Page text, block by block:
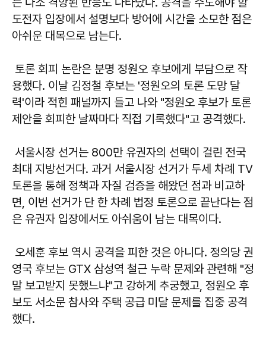
도전자 입장에서 설명보다 방어에 시간을 소모한 점은
아쉬운 대목으로 남는다.
토론 회피 논란은 분명 정원오 후보에게 부담으로 작
용했다. 이날 김정철 후보는 '정원오의 토론 도망 달
력'이라 적힌 패널까지 들고 나와 "정원오 후보가 토론
제안을 회피한 날짜마다 직접 기록했다"고 공격했다.
서울시장 선거는 800만 유권자의 선택이 걸린 전국
최대 지방선거다. 과거 서울시장 선거가 두세 차례 TV
토론을 통해 정책과 자질 검증을 해왔던 점과 비교하
면, 이번 선거가 단 한 차례 법정 토론으로 끝난다는 점
은 유권자 입장에서도 아쉬움이 남는 대목이다.
오세훈 후보 역시 공격을 피한 것은 아니다. 정의당 권
영국 후보는 GTX 삼성역 철근 누락 문제와 관련해 "정
말 보고받지 못했느냐"고 강하게 추궁했고, 정원오 후
보도 서소문 참사와 주택 공급 미달 문제를 집중 공격
했다.